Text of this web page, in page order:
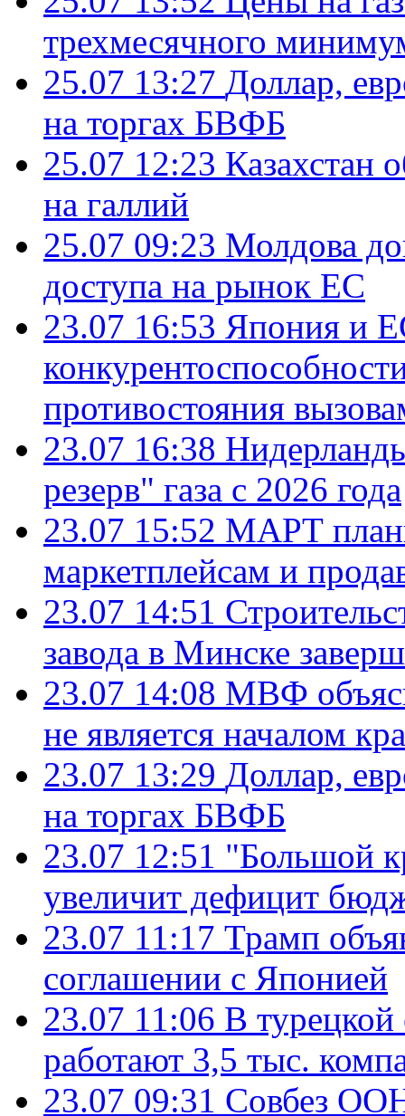
трехмесячного
25.07 13:27 Доллар,
на торгах БВФБ
25.07 12:23 Казахстан
на галлий
25.07 09:23 Молдова
доступа на рынок ЕС
23.07 16:53 Япония и
противостояния
23.07 16:38
резерв" газа с 2026 года
23.07 15:52 МАРТ
маркетплейсам и
23.07 14:51
завода в Минске
23.07 14:08 МВФ
не является началом
23.07 13:29 Доллар,
на торгах БВФБ
23.07 12:51 "Большой
увеличит дефицит
23.07 11:17 Трамп
соглашении с Японией
23.07 11:06 В
работают 3,5 тыс.
23.07 09:31 Совбез